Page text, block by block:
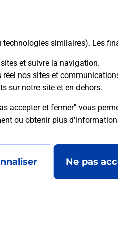
similaires). Les
et suivre la navigation.
nos sites et
sur notre site et en dehors.
accepter et fermer" vous
ou obtenir plus
Ne pas
un e-